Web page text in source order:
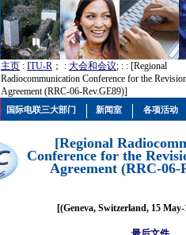
主页 : ITU-R ； : 大会和会议; : : [Regional
Radiocommunication Conference for the
Agreement (RRC-06-Rev.GE89)]
[Regional
Conference for the
Agreement (RRC-06-
[(Geneva, Switzerland, 15
国际电联三大部门 新闻室 各项活动